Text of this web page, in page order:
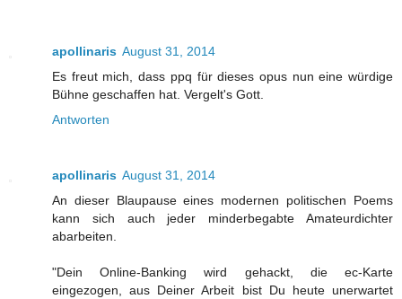
apollinaris August 31, 2014
Es freut mich, dass ppq für dieses opus nun eine würdige
Bühne geschaffen hat. Vergelt's Gott.
Antworten
apollinaris August 31, 2014
An dieser Blaupause eines modernen politischen Poems
kann sich auch jeder minderbegabte Amateurdichter
abarbeiten.
"Dein Online-Banking wird gehackt, die ec-Karte
eingezogen, aus Deiner Arbeit bist Du heute unerwartet